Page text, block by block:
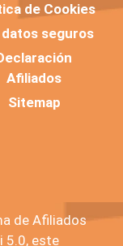
de Cookies
datos seguros
Afiliados
Sitemap
de Afiliados
5.0, este